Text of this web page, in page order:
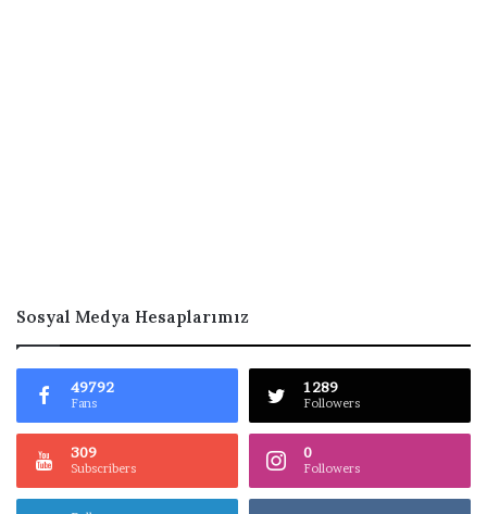
Sosyal Medya Hesaplarımız
49792
Fans
1289
Followers
309
Subscribers
0
Followers